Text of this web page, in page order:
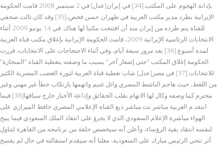
بإدانة الهجوم على المكتب.[34] في إيران[عدل] في 2 سبتمبر 2008 قامت الحكومة
الإيرانية بطرد مدير مكتب العربية في طهران حسن فحص،[35] وقد كان ثالث صحفي
للقناة يتم طرده من إيران منذ أن افتتحت مكتبا لها هناك. في 14 يونيو 2009 أثناء
الانتخابات الرئاسية الإيرانية 2009، قامت الحكومة الإيرانية بإغلاق مكتب قناة العربية
لمدة أسبوع.[36] بعد مرور سبعة أيام، وفي أثناء الاحتجاجات على الانتخابات، قررت
الحكومة إغلاق المكتب "حتى إشعار آخر" بسبب ما وصفته بتغطية القناة "المنحازة"
للانتخابات.[37] في مصر[عدل] شاب تغطية قناة العربية لثورة الغضب المصرية الكثير
من اللغط، حيث هاجم الناشط المصري وائل غنيم واتهمها بارتكاب خطأ غير مهني وغير
محترم كما وصفه وكال لها الاتهام بقلب الحقائق وإذاعة الأخبار خارج سياقها[38].فيما
انتقد م العربية مباشر بث مباشر ذيع القناة الإعلامي المصري حافظ الميرازي على
الهواء مباشرة الإعلام السعودي الذي لا يجرؤ على انتقاد الملك السعودي فيما يبيح
لنفسه انتقاد بقية الرؤساء، وأعلن أنه سيخصص حلقة من برنامجه من القاهرة لتناول
أثر تنحي الرئيس مبارك على السعودية، معلنا أنه سيقدم استقالته في حال لم يفسح